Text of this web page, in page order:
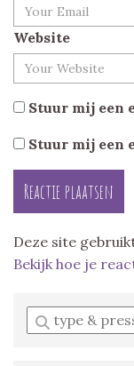
Website
Stuur mij een
Stuur mij een
Deze site
Bekijk hoe je
Enter
a